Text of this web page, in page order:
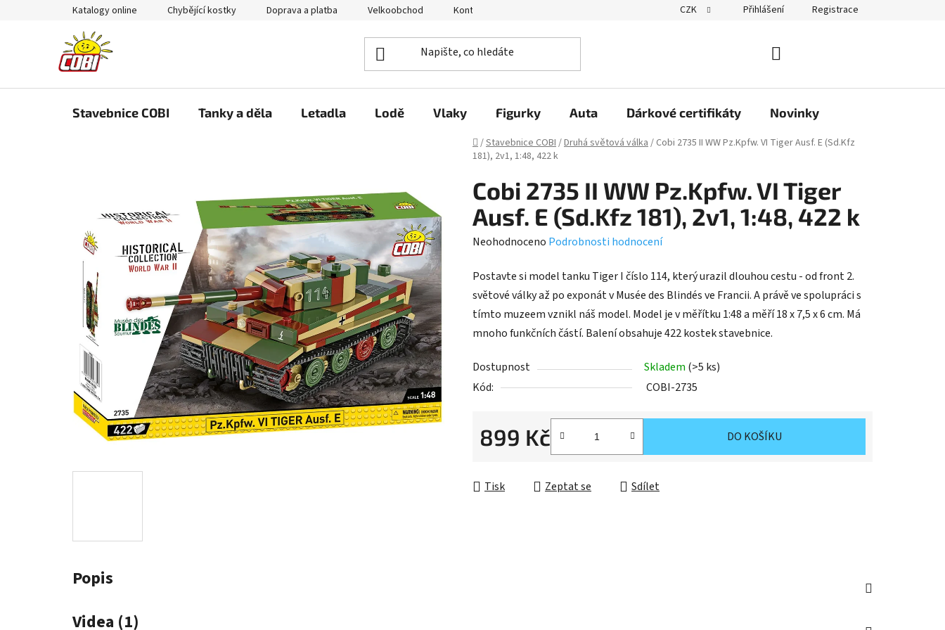
Katalogy online Chybějící kostky Doprava a platba Velkoobchod Kontakty CZK Přihlášení Registrace
KOŠÍK
Stavebnice COBI Tanky a děla Letadla Lodě Vlaky Figurky Auta Dárkové certifikáty Novinky
Domů
/Stavebnice COBI/Druhá světová válka/ Cobi 2735 II WW Pz.Kpfw. VI Tiger Ausf. E (Sd.Kfz
181), 2v1, 1:48, 422 k
Cobi 2735 II WW Pz.Kpfw. VI Tiger
Ausf. E (Sd.Kfz 181), 2v1, 1:48, 422 k
Průměrné
produktu
je
0,0
z
hvězdiček.
Neohodnoceno Podrobnosti hodnocení
Postavte si model tanku Tiger I číslo 114, který urazil dlouhou cestu - od front 2.
světové války až po exponát v Musée des Blindés ve Francii. A právě ve spolupráci s
tímto muzeem vznikl náš model. Model je v měřítku 1:48 a měří 18 x 7,5 x 6 cm. Má
mnoho funkčních částí. Balení obsahuje 422 kostek stavebnice.
Dostupnost Skladem (>5 ks)
Kód:
COBI-2735
899 Kč DO KOŠÍKU
Tisk Zeptat se Sdílet
Popis
Videa (1)